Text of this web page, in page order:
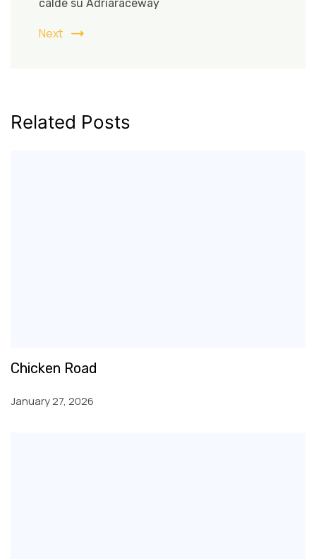
calde su Adriaraceway
Next
Related Posts
Chicken Road
January 27, 2026